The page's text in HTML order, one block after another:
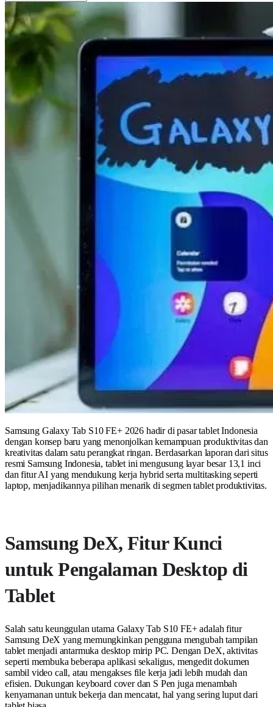
Samsung Galaxy Tab S10 FE+ 2026 hadir di pasar tablet Indonesia
dengan konsep baru yang menonjolkan kemampuan produktivitas dan
kreativitas dalam satu perangkat ringan. Berdasarkan laporan dari situs
resmi Samsung Indonesia, tablet ini mengusung layar besar 13,1 inci
dan fitur AI yang mendukung kerja hybrid serta multitasking seperti
laptop, menjadikannya pilihan menarik di segmen tablet produktivitas.
Samsung DeX, Fitur Kunci
untuk Pengalaman Desktop di
Tablet
Salah satu keunggulan utama Galaxy Tab S10 FE+ adalah fitur
Samsung DeX yang memungkinkan pengguna mengubah tampilan
tablet menjadi antarmuka desktop mirip PC. Dengan DeX, aktivitas
seperti membuka beberapa aplikasi sekaligus, mengedit dokumen
sambil video call, atau mengakses file kerja jadi lebih mudah dan
efisien. Dukungan keyboard cover dan S Pen juga menambah
kenyamanan untuk bekerja dan mencatat, hal yang sering luput dari